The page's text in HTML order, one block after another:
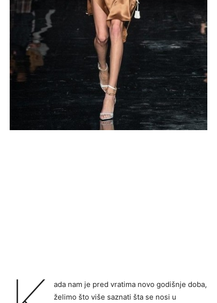
ada nam je pred vratima novo godišnje doba,
želimo što više saznati šta se nosi u